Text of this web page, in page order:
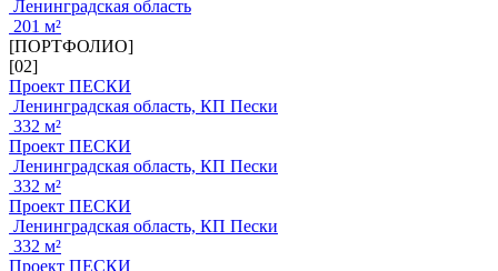
Ленинградская область
201 м²
[ПОРТФОЛИО]
[02]
Проект ПЕСКИ
Ленинградская область, КП Пески
332 м²
Проект ПЕСКИ
Ленинградская область, КП Пески
332 м²
Проект ПЕСКИ
Ленинградская область, КП Пески
332 м²
Проект ПЕСКИ